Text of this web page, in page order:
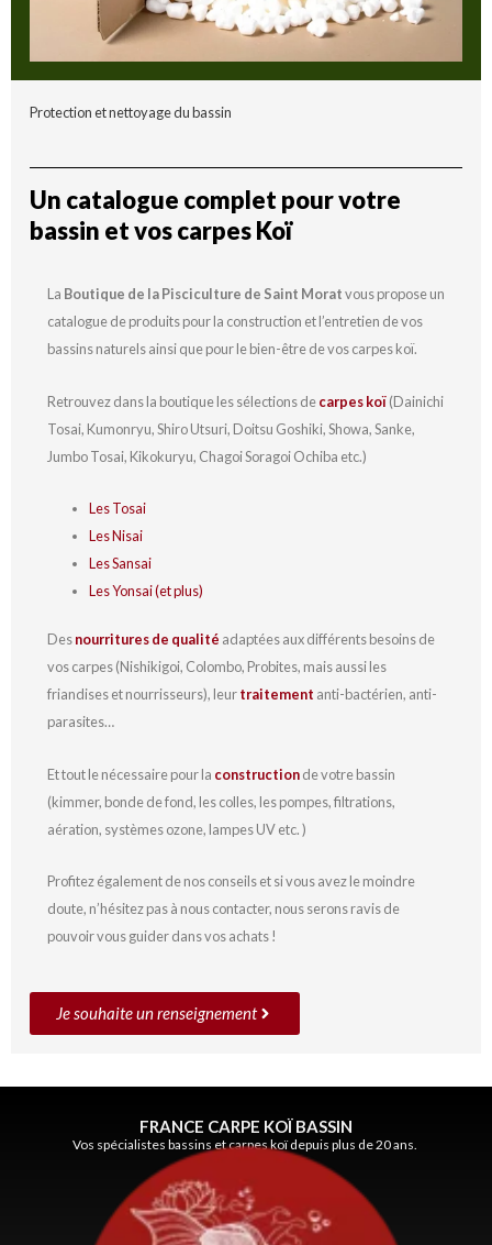
Protection et nettoyage du bassin
Un catalogue complet pour votre
bassin et vos carpes Koï
La Boutique de la Pisciculture de Saint Moratvous propose un
catalogue de produits pour la construction et l’entretien de vos
bassins naturels ainsi que pour le bien-être de vos carpes koï.
Retrouvez dans la boutique les sélections decarpes koï(Dainichi
Tosai, Kumonryu, Shiro Utsuri, Doitsu Goshiki, Showa, Sanke,
Jumbo Tosai, Kikokuryu, Chagoi Soragoi Ochiba etc.)
Les Tosai
Les Nisai
Les Sansai
Les Yonsai (et plus)
Desnourritures de qualité adaptées aux différents besoins de
vos carpes (Nishikigoi, Colombo, Probites, mais aussi les
friandises et nourrisseurs), leurtraitement anti-bactérien, anti-
parasites…
Et tout le nécessaire pour la constructionde votre bassin
(kimmer, bonde de fond, les colles, les pompes, filtrations,
aération, systèmes ozone, lampes UV etc. )
Profitez également de nos conseils et si vous avez le moindre
doute, n’hésitez pas à nous contacter, nous serons ravis de
pouvoir vous guider dans vos achats !
Je souhaite un renseignement
FRANCE CARPE KOÏ BASSIN
Vos spécialistes bassins et carpes koï depuis plus de 20 ans.